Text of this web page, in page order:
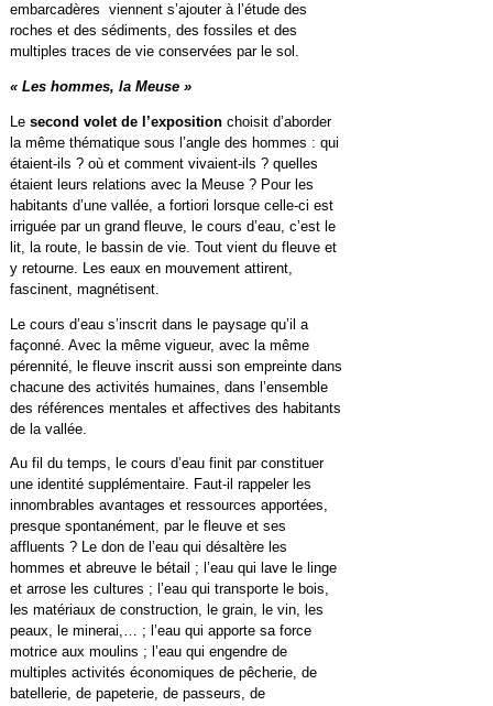
embarcadères viennent s’ajouter à l’étude des
roches et des sédiments, des fossiles et des
multiples traces de vie conservées par le sol.
« Les hommes, la Meuse »
Le second volet de l’expositionchoisit d’aborder
la même thématique sous l’angle des hommes : qui
étaient-ils ? où et comment vivaient-ils ? quelles
étaient leurs relations avec la Meuse ? Pour les
habitants d’une vallée, a fortiori lorsque celle-ci est
irriguée par un grand fleuve, le cours d’eau, c’est le
lit, la route, le bassin de vie. Tout vient du fleuve et
y retourne. Les eaux en mouvement attirent,
fascinent, magnétisent.
Le cours d’eau s’inscrit dans le paysage qu’il a
façonné. Avec la même vigueur, avec la même
pérennité, le fleuve inscrit aussi son empreinte dans
chacune des activités humaines, dans l’ensemble
des références mentales et affectives des habitants
de la vallée.
Au fil du temps, le cours d’eau finit par constituer
une identité supplémentaire. Faut-il rappeler les
innombrables avantages et ressources apportées,
presque spontanément, par le fleuve et ses
affluents ? Le don de l’eau qui désaltère les
hommes et abreuve le bétail ; l’eau qui lave le linge
et arrose les cultures ; l’eau qui transporte le bois,
les matériaux de construction, le grain, le vin, les
peaux, le minerai,… ; l’eau qui apporte sa force
motrice aux moulins ; l’eau qui engendre de
multiples activités économiques de pêcherie, de
batellerie, de papeterie, de passeurs, de